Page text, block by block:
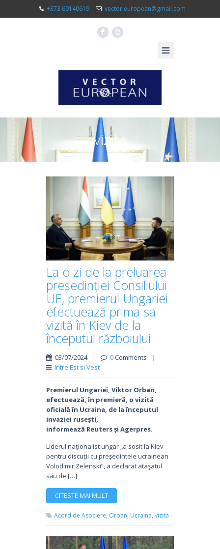
+373 69140619 vector.european@gmail.com
F X
vizita
La o zi de la preluarea
președinției Consiliului
UE, premierul Ungariei
efectuează prima sa
vizită în Kiev de la
începutul războiului
03/07/2024 | 0Comments
|
Intre Est si Vest
Premierul Ungariei, Viktor Orban,
efectuează, în premieră, o vizită
oficială în Ucraina, de la începutul
invaziei rusești,
informează Reuters și Agerpres.
Liderul naţionalist ungar „a sosit la Kiev
pentru discuţii cu preşedintele ucrainean
Volodimir Zelenski”, a declarat ataşatul
său de […]
CITESTE MAI MULT
Acord de Asociere, Orban, Ucraina, vizita